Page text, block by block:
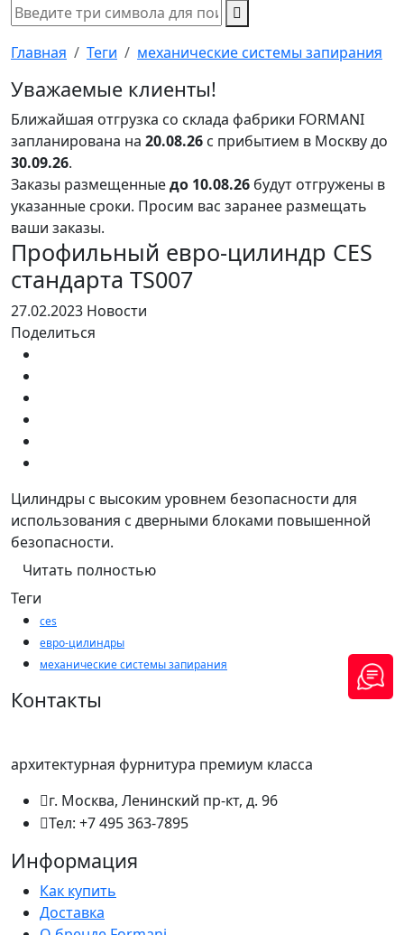
Главная Теги механические системы запирания
Уважаемые клиенты!
Ближайшая отгрузка со склада фабрики FORMANI
запланирована на 20.08.26 с прибытием в Москву до
30.09.26.
Заказы размещенныедо 10.08.26 будут отгружены в
указанные сроки. Просим вас заранее размещать
ваши заказы.
Профильный евро-цилиндр CES
стандарта TS007
27.02.2023 Новости
Поделиться
Цилиндры с высоким уровнем безопасности для
использования с дверными блоками повышенной
безопасности.
Читать полностью
Теги
ces
евро-цилиндры
механические системы запирания
Контакты
архитектурная фурнитура премиум класса
г. Москва, Ленинский пр-кт, д. 96
Тел: +7 495 363-7895
Информация
Как купить
Доставка